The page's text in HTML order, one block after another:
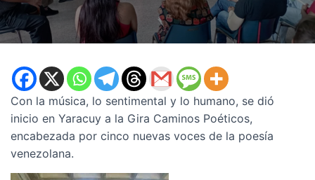
Con la música, lo sentimental y lo humano, se dió
inicio en Yaracuy a la Gira Caminos Poéticos,
encabezada por cinco nuevas voces de la poesía
venezolana.